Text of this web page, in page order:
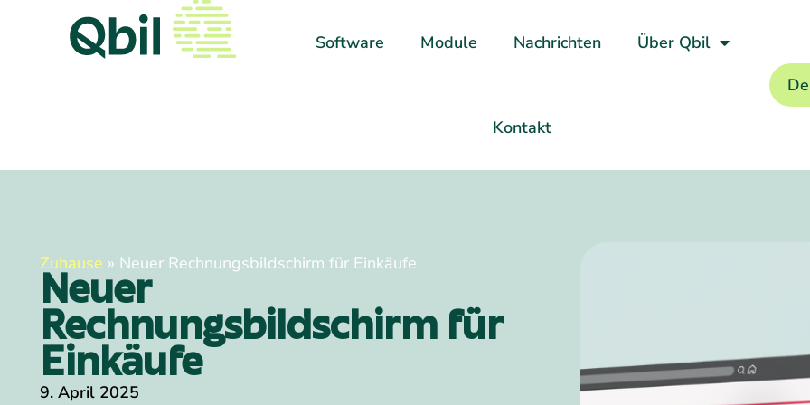
Software Module Nachrichten Über Qbil
Kontakt
Zuhause » Neuer Rechnungsbildschirm für Einkäufe
Neuer
Rechnungsbildschirm für
Einkäufe
9. April 2025